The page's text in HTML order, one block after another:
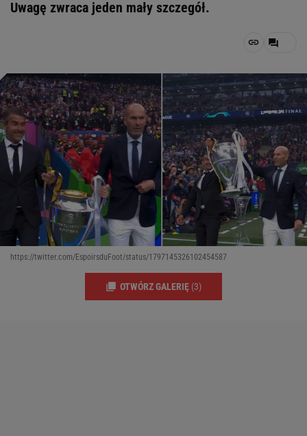
Uwagę zwraca jeden mały szczegół.
https://twitter.com/EspoirsduFoot/status/1797145326102454587
OTWÓRZ GALERIĘ (3)